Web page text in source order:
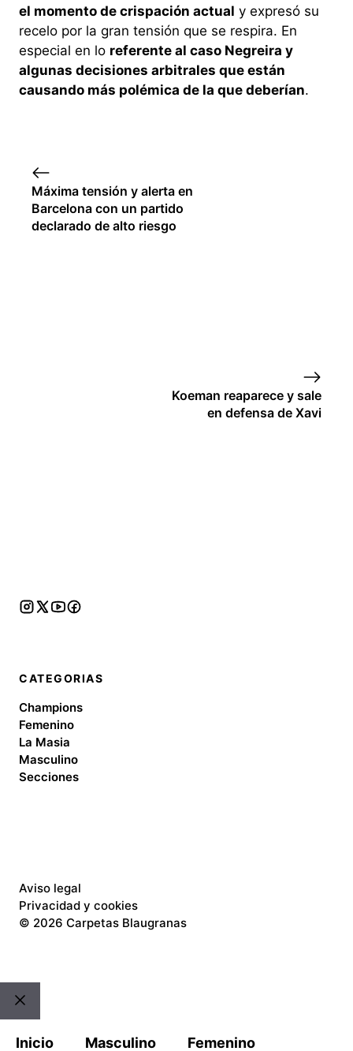
el momento de crispación actual y expresó su
recelo por la gran tensión que se respira. En
especial en lo referente al caso Negreira y
algunas decisiones arbitrales que están
causando más polémica de la que deberían.
Máxima tensión y alerta en
Barcelona con un partido
declarado de alto riesgo
Koeman reaparece y sale
en defensa de Xavi
CATEGORIAS
Champions
Femenino
La Masia
Masculino
Secciones
© 2026 Carpetas Blaugranas
Aviso legal
Privacidad y cookies
Cerrar
Inicio Masculino Femenino